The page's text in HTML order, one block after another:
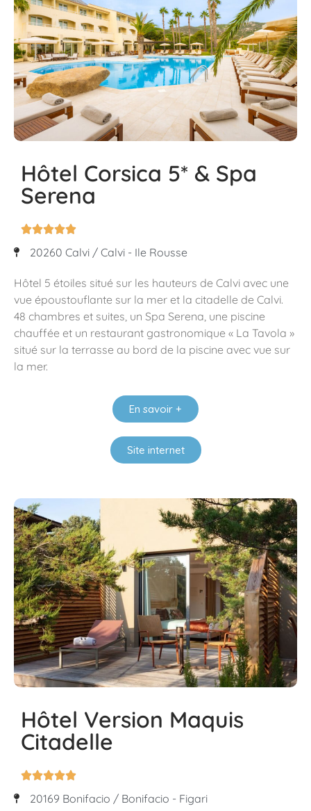
Hôtel Corsica 5* & Spa
Serena

20260 Calvi / Calvi - Ile Rousse
Hôtel 5 étoiles situé sur les hauteurs de Calvi avec une
vue époustouflante sur la mer et la citadelle de Calvi.
48 chambres et suites, un Spa Serena, une piscine
chauffée et un restaurant gastronomique « La Tavola »
situé sur la terrasse au bord de la piscine avec vue sur
la mer.
En savoir +
Site internet
Hôtel Version Maquis
Citadelle

20169 Bonifacio / Bonifacio - Figari